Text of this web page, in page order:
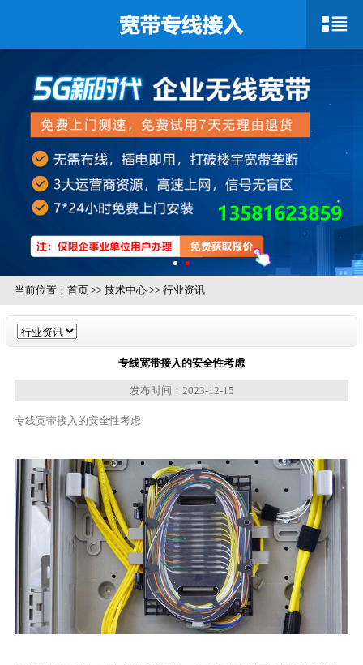
当前位置： 首页>> 技术中心>> 行业资讯
专线宽带接入的安全性考虑
发布时间：2023-12-15
专线宽带接入 的安全性考虑